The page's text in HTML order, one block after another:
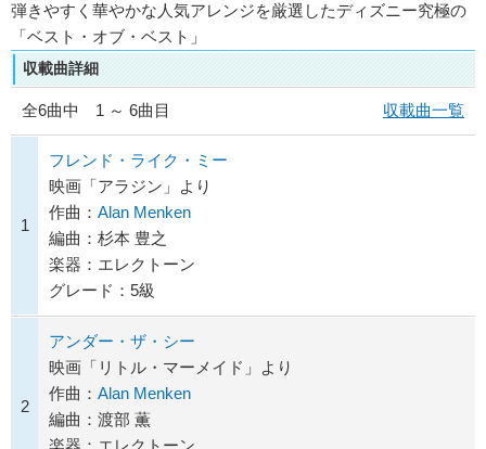
弾きやすく華やかな人気アレンジを厳選したディズニー究極の
「ベスト・オブ・ベスト」
収載曲詳細
全6曲中 1 ～ 6曲目 収載曲一覧
1
フレンド・ライク・ミー
映画「アラジン」より
作曲： Alan Menken
編曲：杉本 豊之
楽器：エレクトーン
グレード：5級
2
アンダー・ザ・シー
映画「リトル・マーメイド」より
作曲： Alan Menken
編曲：渡部 薫
楽器：エレクトーン